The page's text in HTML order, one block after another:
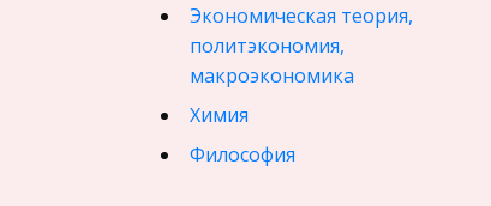
Экономическая теория,
политэкономия,
макроэкономика
Химия
Философия